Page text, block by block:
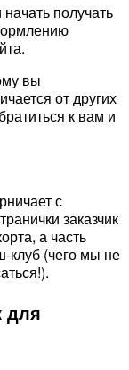
получать
вы
от других
к вам и
с
заказчик
а часть
клуб (чего мы не
для